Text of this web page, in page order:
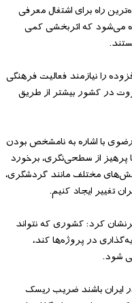
راه برای اشتغال معرفی
می‌شود که اثربخشی کمی
را نیازمند فعالیت فرهنگی
در کشور بیشتر از طریق
با اشاره به نامشخص بودن
پرهیز از سطحی‌نگری، برخورد
مختلف مانند گردشگری،
تغییر ایجاد کنیم.
کرد: کشوری که نتواند
در پروژه‌ها کند،
شود.
ایران باشند ضریب ریسک